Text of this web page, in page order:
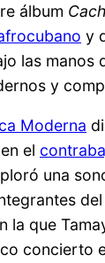
álbum
y
las manos
y
Moderna
el
una
que
concierto